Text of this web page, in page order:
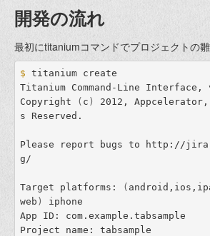
開発の流れ
最初にtitaniumコマンドでプロジェクトの
$ titanium create
Titanium Command-Line
Copyright
( c )
2012,
s Reserved.
Please report bugs to http://
g/
Target platforms: (
web )
iphone
App ID: com.example.tabsample
Project name: tabsample